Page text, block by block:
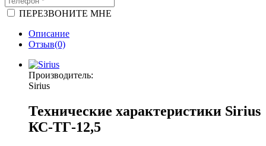
ПЕРЕЗВОНИТЕ МНЕ
Описание
Отзыв(0)
Производитель:
Sirius
Технические характеристики Sirius
КС-ТГ-12,5